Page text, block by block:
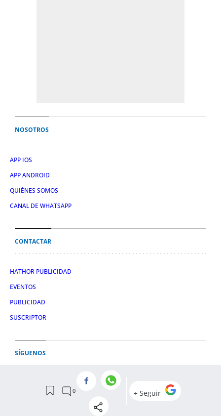
NOSOTROS
APP IOS
APP ANDROID
QUIÉNES SOMOS
CANAL DE WHATSAPP
CONTACTAR
HATHOR PUBLICIDAD
EVENTOS
PUBLICIDAD
SUSCRIPTOR
SÍGUENOS